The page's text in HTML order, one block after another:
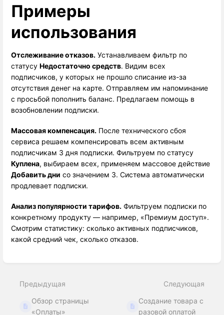
Примеры
использования
Отслеживание отказов. Устанавливаем фильтр по
статусу Недостаточно средств. Видим всех
подписчиков, у которых не прошло списание из-за
отсутствия денег на карте. Отправляем им напоминание
с просьбой пополнить баланс. Предлагаем помощь в
возобновлении подписки.
Массовая компенсация. После технического сбоя
сервиса решаем компенсировать всем активным
Куплена
Добавить дни со значением 3. Система автоматически
продлевает подписки.
Анализ популярности тарифов. Фильтруем подписки по
конкретному продукту — например, «Премиум доступ».
Смотрим статистику: сколько активных подписчиков,
какой средний чек, сколько отказов.
выбора
Предыдущая
Обзор страницы
«Оплаты»
Следующая
Создание товара с
разовой оплатой